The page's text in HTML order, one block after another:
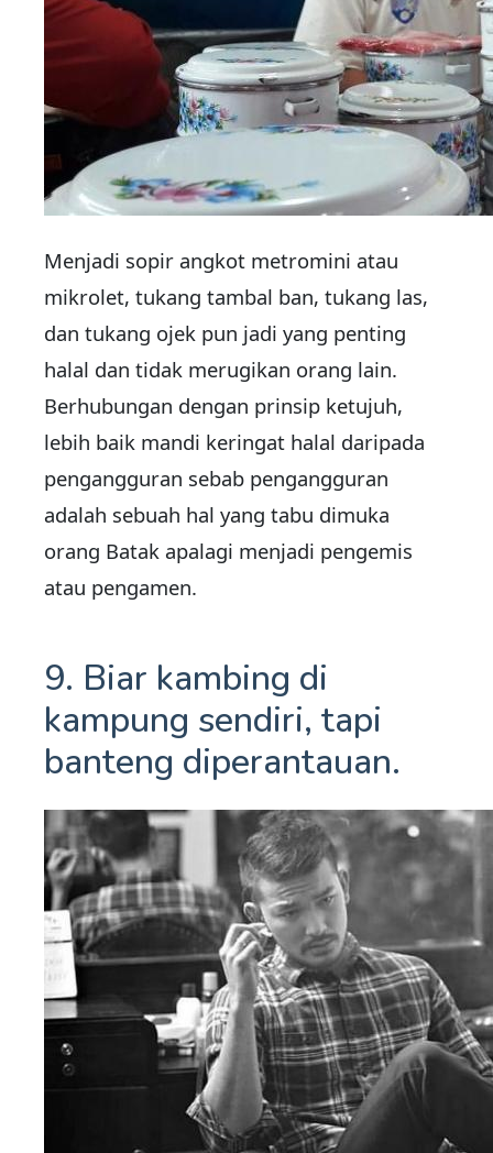
Menjadi sopir angkot metromini atau
mikrolet, tukang tambal ban, tukang las,
dan tukang ojek pun jadi yang penting
halal dan tidak merugikan orang lain.
Berhubungan dengan prinsip ketujuh,
lebih baik mandi keringat halal daripada
pengangguran sebab pengangguran
adalah sebuah hal yang tabu dimuka
orang Batak apalagi menjadi pengemis
atau pengamen.
9. Biar kambing di
kampung sendiri, tapi
banteng diperantauan.